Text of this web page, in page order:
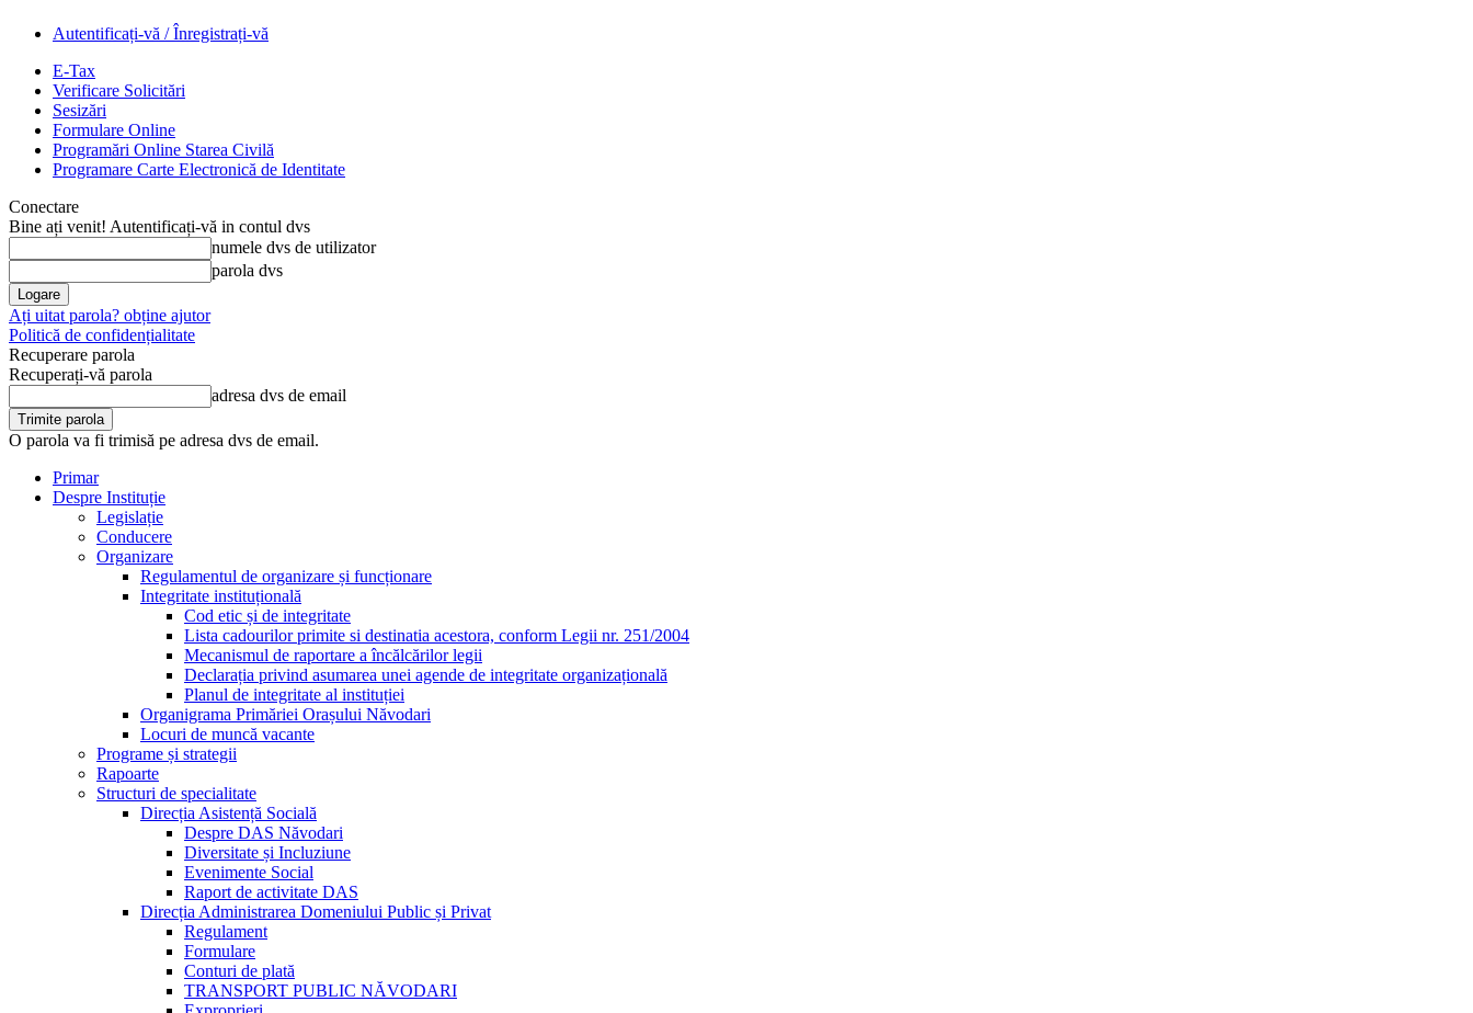
Autentificați-vă / Înregistrați-vă
E-Tax
Verificare Solicitări
Sesizări
Formulare Online
Programări Online Starea Civilă
Programare Carte Electronică de Identitate
Conectare
Bine ați venit! Autentificați-vă in contul dvs
numele dvs de utilizator
parola dvs
Ați uitat parola? obține ajutor
Politică de confidențialitate
Recuperare parola
Recuperați-vă parola
adresa dvs de email
O parola va fi trimisă pe adresa dvs de email.
Primar
Despre Instituție
Legislație
Conducere
Organizare
Regulamentul de organizare și funcționare
Integritate instituțională
Cod etic și de integritate
Lista cadourilor primite si destinatia acestora, conform Legii nr. 251/2004
Mecanismul de raportare a încălcărilor legii
Declarația privind asumarea unei agende de integritate organizațională
Planul de integritate al instituției
Organigrama Primăriei Orașului Năvodari
Locuri de muncă vacante
Programe și strategii
Rapoarte
Structuri de specialitate
Direcția Asistență Socială
Despre DAS Năvodari
Diversitate și Incluziune
Evenimente Social
Raport de activitate DAS
Direcția Administrarea Domeniului Public și Privat
Regulament
Formulare
Conturi de plată
TRANSPORT PUBLIC NĂVODARI